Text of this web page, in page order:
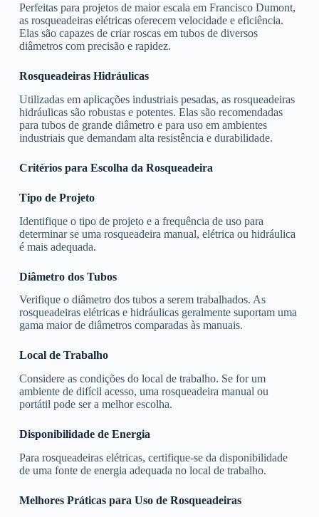
Perfeitas para projetos de maior escala em Francisco Dumont,
as rosqueadeiras elétricas oferecem velocidade e eficiência.
Elas são capazes de criar roscas em tubos de diversos
diâmetros com precisão e rapidez.
Rosqueadeiras Hidráulicas
Utilizadas em aplicações industriais pesadas, as rosqueadeiras
hidráulicas são robustas e potentes. Elas são recomendadas
para tubos de grande diâmetro e para uso em ambientes
industriais que demandam alta resistência e durabilidade.
Critérios para Escolha da Rosqueadeira
Tipo de Projeto
Identifique o tipo de projeto e a frequência de uso para
determinar se uma rosqueadeira manual, elétrica ou hidráulica
é mais adequada.
Diâmetro dos Tubos
Verifique o diâmetro dos tubos a serem trabalhados. As
rosqueadeiras elétricas e hidráulicas geralmente suportam uma
gama maior de diâmetros comparadas às manuais.
Local de Trabalho
Considere as condições do local de trabalho. Se for um
ambiente de difícil acesso, uma rosqueadeira manual ou
portátil pode ser a melhor escolha.
Disponibilidade de Energia
Para rosqueadeiras elétricas, certifique-se da disponibilidade
de uma fonte de energia adequada no local de trabalho.
Melhores Práticas para Uso de Rosqueadeiras